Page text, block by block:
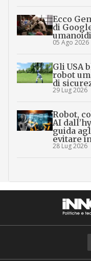
Ecco
di
umanoidi
05 Ago 2026
Gli USA
robot
di
29 Lug 2026
Robot,
AI
guida
evitare
28 Lug 2026